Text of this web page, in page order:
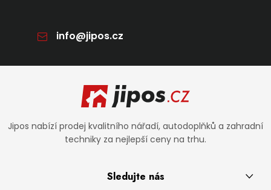
info@jipos.cz
Jipos nabízí prodej kvalitního nářadí, autodoplňků a zahradní
techniky za nejlepší ceny na trhu.
Sledujte nás